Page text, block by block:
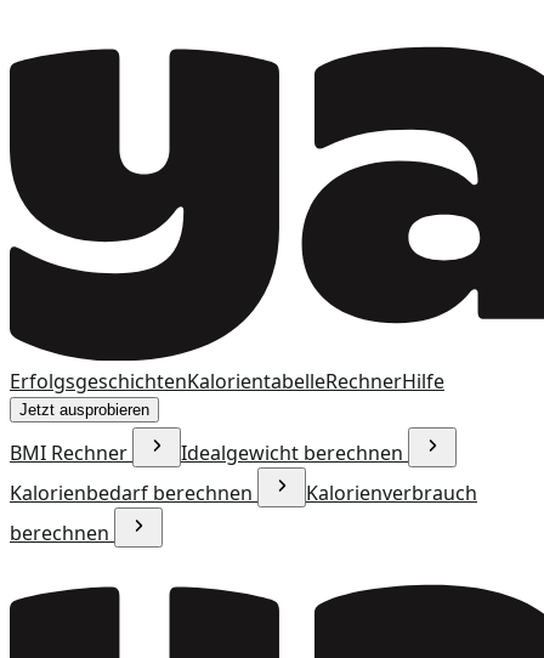
ErfolgsgeschichtenKalorientabelleRechnerHilfe
Jetzt ausprobieren
BMI Rechner
Idealgewicht berechnen
Kalorienbedarf berechnen
Kalorienverbrauch
berechnen